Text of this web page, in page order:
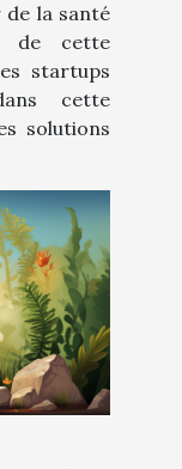
la santé
de cette
startups
cette
solutions